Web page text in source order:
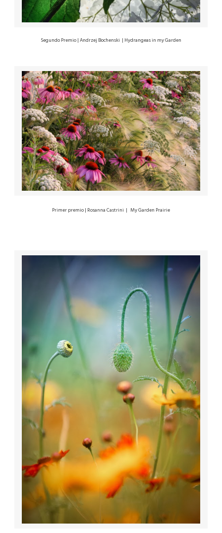
Segundo Premio | Andrzej Bochenski | Hydrangeas in my Garden
Primer premio | Rosanna Castrini | My Garden Prairie